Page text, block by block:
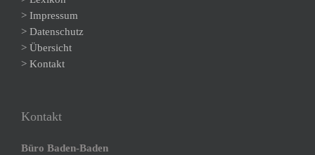
> Impressum
> Datenschutz
> Übersicht
> Kontakt
Kontakt
Büro Baden-Baden